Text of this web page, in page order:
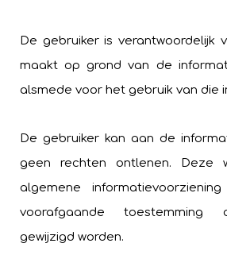
De gebruiker is verantwoordelijk
maakt op grond van de
alsmede voor het gebruik van die
De gebruiker kan aan de
geen rechten ontlenen. Deze
algemene
voorafgaande toestemming
gewijzigd worden.